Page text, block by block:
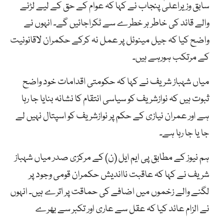
سابق وزیراعلیٰ پنجاب نے کہا کہ عوام کے حق کے لیے لڑنے
والے قائد کی خاطر ہر خطرے سے ٹکراجائیں گے۔ انہوں نے
واضح کیا کہ جیل مینوئل پر عمل نہ کرکے حکمران لاقانونیت
کے مرتکب ہورہے ہیں۔
میاں شہباز شریف نے کہا کہ حکومتی اقدامات خود واضح
ثبوت ہیں کہ نوازشریف کو سیاسی انتقام کا نشانہ بنایا جا رہا
ہے اور عمران نیازی کے حکم پر نوازشریف کو اسپتال نہیں لے
جا یا جا رہا ہے۔
ہم نیوز کے مطابق پی ایم ایل (ن) کے مرکزی صدر میاں شہباز
شریف نے کہا کہ عاقبت نااندیش حکمران قومی وجود پر
لگنے والے زخموں میں اضافے کی حماقت پر اترے ہیں۔ انہوں
نے الزام عائد کیا کہ عقل سے عاری اور تکبر سے بھرے